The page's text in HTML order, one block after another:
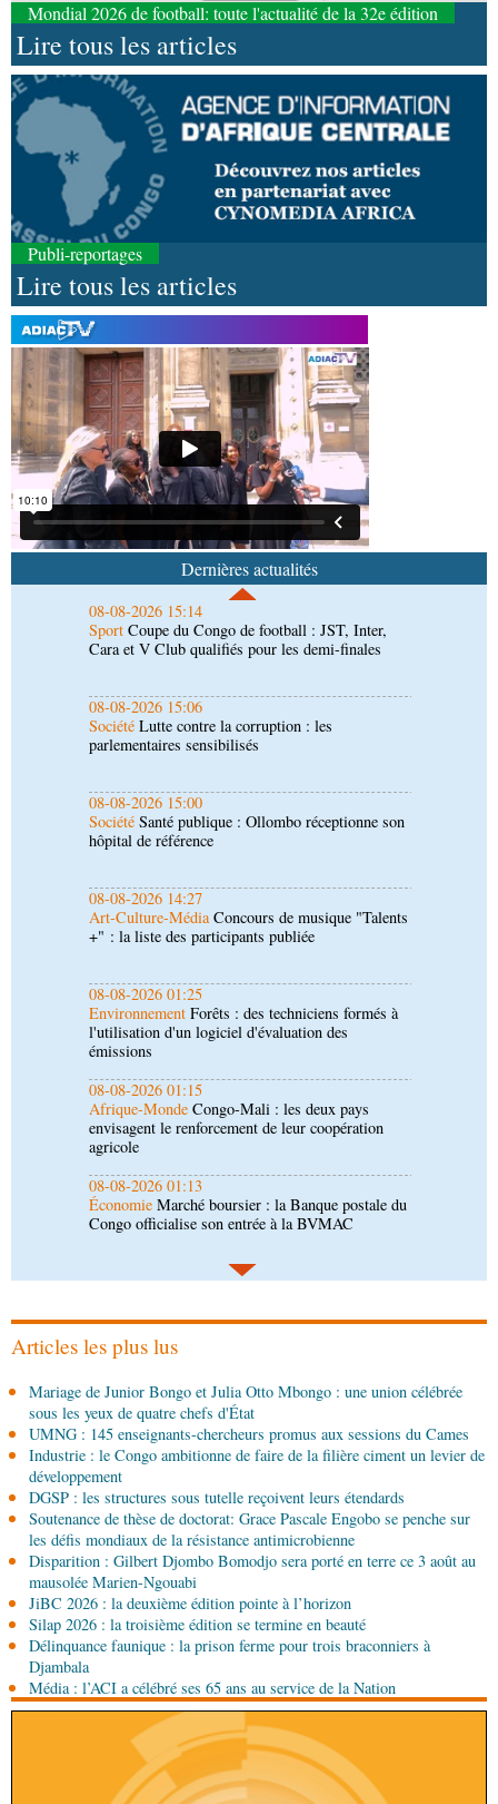
Mondial 2026 de football: toute l'actualité de la 32e édition
Lire tous les articles
Publi-reportages
Lire tous les articles
Dernières actualités
08-08-2026 16:34
SociétéLutte contre les épidémies : les employés
de la maison de retraite Kambissi en formation
08-08-2026 16:00
SociétéDistinction : Darrel Ornelle Elion Assiana
promue maître-assistant Cames
08-08-2026 15:14
Coupe du Congo de football : JST, Inter,
Cara et V Club qualifiés pour les demi-finales
08-08-2026 15:06
SociétéLutte contre la corruption : les
parlementaires sensibilisés
08-08-2026 15:00
Société Santé publique : Ollombo réceptionne son
hôpital de référence
08-08-2026 14:27
Art-Culture-MédiaConcours de musique "Talents
+" : la liste des participants publiée
08-08-2026 01:25
EnvironnementForêts : des techniciens formés à
l'utilisation d'un logiciel d'évaluation des
08-08-2026 01:15
Afrique-MondeCongo-Mali : les deux pays
envisagent le renforcement de leur coopération
agricole
08-08-2026 01:13
ÉconomieMarché boursier : la Banque postale du
Congo officialise son entrée à la BVMAC
08-08-2026 01:00
SociétéAccélération du développement: la
République du Congo mise sur sa diaspora
08-08-2026 00:45
gouvernement présente sa politique économique et
sociale 2027-2029 au Parlement
SociétéAssainissement et développement local :
les Nations unies réitèrent leur soutien au Congo
07-08-2026 11:03
SportFootball, le week-end des Diables rouges et
des Congolais de la diaspora en Coupes d'Europe
(matches aller du 3e tour)
07-08-2026 10:15
Afrique-MondeAfrique de l'Ouest : les mafias du
numérique inventent une nouvelle traite humaine
Sport Nzango: Sylvie Malonga élue présidente du
bureau exécutif d’Afis sport Pointe-Noire
Articles les plus lus
Mariage de Junior Bongo et Julia Otto Mbongo : une union célébrée
sous les yeux de quatre chefs d'État
UMNG : 145 enseignants-chercheurs promus aux sessions du Cames
Industrie : le Congo ambitionne de faire de la filière ciment un levier de
développement
DGSP : les structures sous tutelle reçoivent leurs étendards
Soutenance de thèse de doctorat: Grace Pascale Engobo se penche sur
les défis mondiaux de la résistance antimicrobienne
Disparition : Gilbert Djombo Bomodjo sera porté en terre ce 3 août au
mausolée Marien-Ngouabi
JiBC 2026 : la deuxième édition pointe à l’horizon
Silap 2026 : la troisième édition se termine en beauté
Délinquance faunique : la prison ferme pour trois braconniers à
Djambala
Média : l’ACI a célébré ses 65 ans au service de la Nation